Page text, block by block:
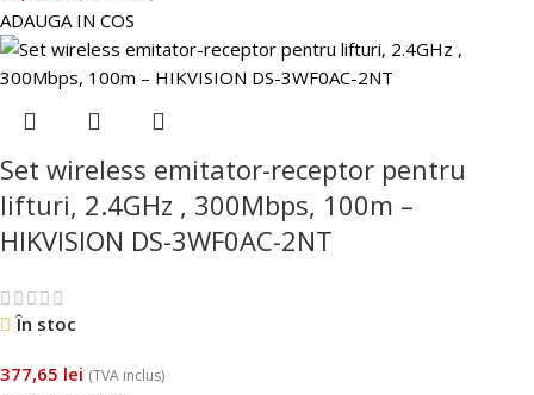
ADAUGA IN COS
Set wireless emitator-receptor pentru
lifturi, 2.4GHz , 300Mbps, 100m –
HIKVISION DS-3WF0AC-2NT
În stoc
377,65 lei (TVA inclus)